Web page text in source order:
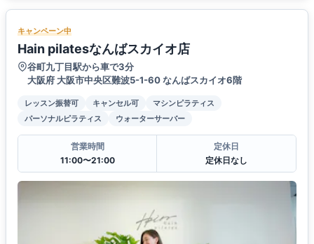
キャンペーン中
Hain pilatesなんばスカイオ店
谷町九丁目駅から車で3分
大阪府 大阪市中央区難波5-1-60 なんばスカイオ6階
レッスン振替可 キャンセル可
マシンピラティス
パーソナルピラティス
ウォーターサーバー
営業時間
11:00〜21:00
定休日
定休日なし